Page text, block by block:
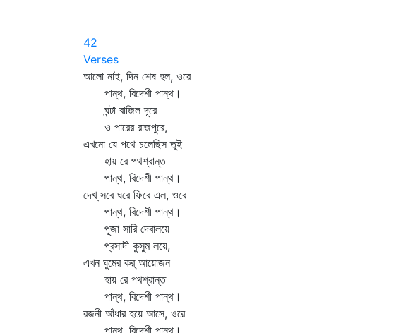
42
Verses
আলো নাই, দিন শেষ হল, ওরে
পান্থ, বিদেশী পান্থ।
ঘন্টা বাজিল দূরে
ও পারের রাজপুরে,
এখনো যে পথে চলেছিস তুই
হায় রে পথশ্রান্ত
পান্থ, বিদেশী পান্থ।
দেখ্‌ সবে ঘরে ফিরে এল, ওরে
পান্থ, বিদেশী পান্থ।
পূজা সারি দেবালয়ে
প্রসাদী কুসুম লয়ে,
এখন ঘুমের কর্‌ আয়োজন
হায় রে পথশ্রান্ত
পান্থ, বিদেশী পান্থ।
রজনী আঁধার হয়ে আসে, ওরে
পান্থ, বিদেশী পান্থ।